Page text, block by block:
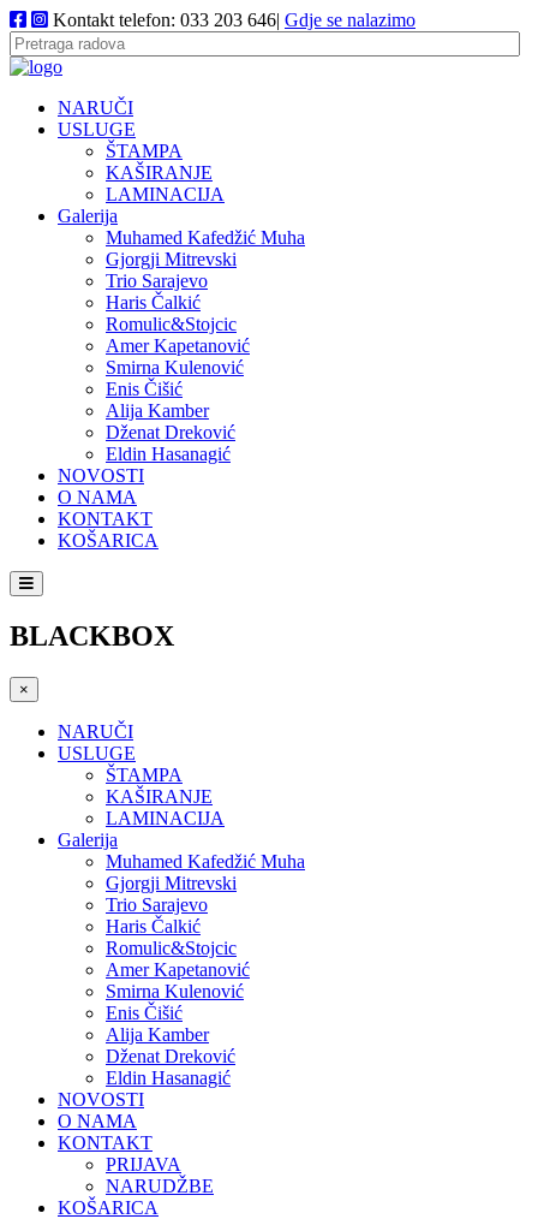
Kontakt telefon: 033 203 646| Gdje se nalazimo
NARUČI
USLUGE
ŠTAMPA
KAŠIRANJE
LAMINACIJA
Galerija
Muhamed Kafedžić Muha
Gjorgji Mitrevski
Trio Sarajevo
Haris Čalkić
Romulic&Stojcic
Amer Kapetanović
Smirna Kulenović
Enis Čišić
Alija Kamber
Dženat Dreković
Eldin Hasanagić
NOVOSTI
O NAMA
KONTAKT
KOŠARICA
BLACKBOX
×
NARUČI
USLUGE
ŠTAMPA
KAŠIRANJE
LAMINACIJA
Galerija
Muhamed Kafedžić Muha
Gjorgji Mitrevski
Trio Sarajevo
Haris Čalkić
Romulic&Stojcic
Amer Kapetanović
Smirna Kulenović
Enis Čišić
Alija Kamber
Dženat Dreković
Eldin Hasanagić
NOVOSTI
O NAMA
KONTAKT
PRIJAVA
NARUDŽBE
KOŠARICA